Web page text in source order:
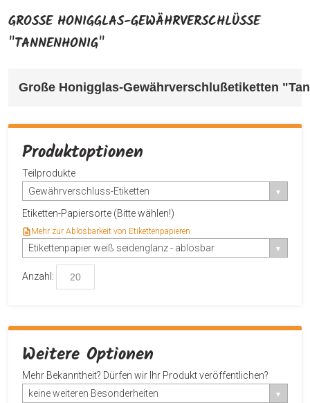
GROSSE HONIGGLAS-GEWÄHRVERSCHLÜSSE "
TANNENHONIG"
Große Honigglas-Gewährverschlußetiketten
Produktoptionen
Teilprodukte
Gewährverschluss-Etiketten
Etiketten-Papiersorte (Bitte wählen!)
Mehr zur Ablösbarkeit von Etikettenpapieren
Etikettenpapier weiß seidenglanz - ablösbar
Anzahl:
Weitere Optionen
Mehr Bekanntheit? Dürfen wir Ihr Produkt veröffentlichen?
keine weiteren Besonderheiten